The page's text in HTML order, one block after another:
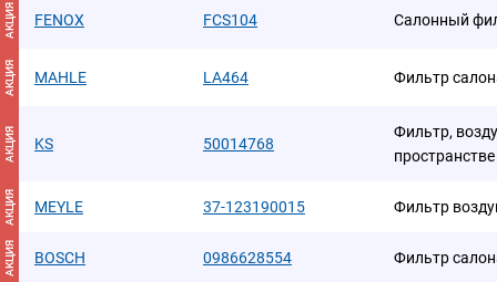
АКЦИЯ FENOX FCS104 Салонный
АКЦИЯ MAHLE LA464 Фильтр
АКЦИЯ KS 50014768
Фильтр,
пространстве
АКЦИЯ MEYLE 37-123190015 Фильтр
АКЦИЯ BOSCH 0986628554 Фильтр